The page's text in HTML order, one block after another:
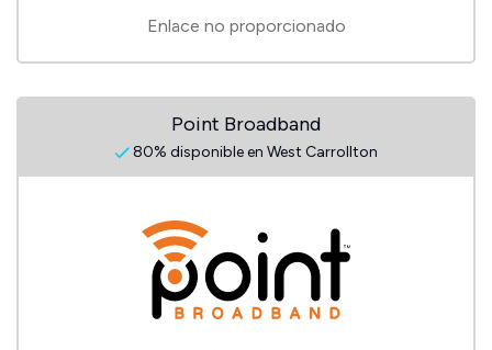
Enlace no proporcionado
Point Broadband
80% disponible en West Carrollton